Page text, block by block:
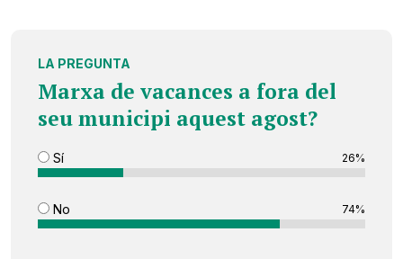
LA PREGUNTA
Marxa de vacances a fora del
seu municipi aquest agost?
Sí 26%
No 74%